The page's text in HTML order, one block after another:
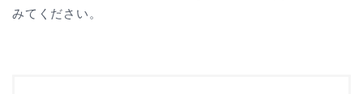
みてください。